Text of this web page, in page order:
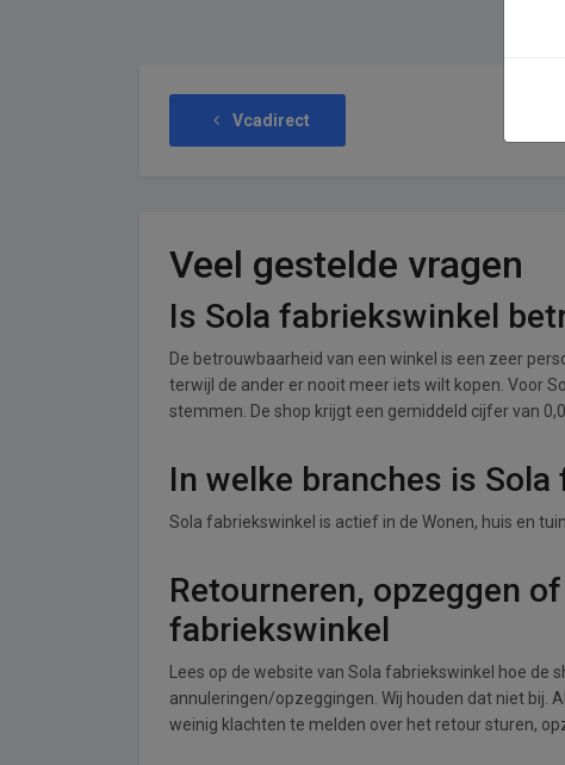
Vcadirect
Veel gestelde vragen
Is Sola fabriekswinkel
De betrouwbaarheid van een winkel is een zeer
terwijl de ander er nooit meer iets wilt kopen. Voor
stemmen. De shop krijgt een gemiddeld cijfer van
In welke branches is
Sola fabriekswinkel is actief in de Wonen, huis en
Retourneren, opzeggen
fabriekswinkel
Lees op de website van Sola fabriekswinkel hoe de
annuleringen/opzeggingen. Wij houden dat niet bij.
weinig klachten te melden over het retour sturen,